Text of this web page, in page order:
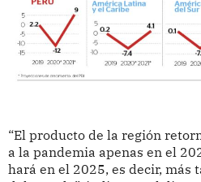
“El producto de la región
a la pandemia apenas en el
hará en el 2025, es decir, más